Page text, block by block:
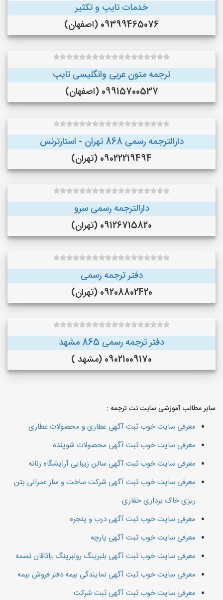
خدمات تایپ و تکثیر
09399465076 (اصفهان)
ترجمه متون عربی وانگلیسی تایپ
09915700537 (اصفهان)
دارالترجمه رسمی 868 تهران - استارترنس
09022219494 (تهران)
دارالترجمه رسمی سرو
09126715820 (تهران)
دفتر ترجمه رسمی
09208802420 (تهران)
دفتر ترجمه رسمی 865 مشهد
09021009170 (مشهد )
سایر مطالب آموزشی سایت نت ترجمه :
معرفی سایت خوب ثبت آگهی عطاری و محصولات عطاری
معرفی سایت خوب ثبت آگهی محصولات شوینده
معرفی سایت خوب ثبت آگهی سالن زیبایی آرایشگاه زنانه
معرفی سایت خوب ثبت آگهی شرکت ساخت و ساز عمرانی بتن
ریزی خاک برداری حفاری
معرفی سایت خوب ثبت آگهی درب و پنجره
معرفی سایت خوب ثبت آگهی پارچه
معرفی سایت خوب ثبت آگهی بلبرینگ رولبرینگ یاتاقان تسمه
معرفی سایت خوب ثبت آگهی نمایندگی بیمه دفتر فروش بیمه
معرفی سایت خوب ثبت آگهی ثبت شرکت